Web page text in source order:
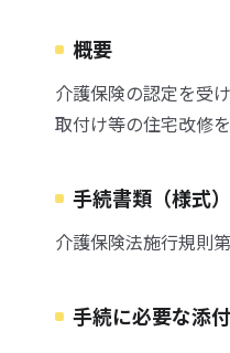
概要
介護保険の認定を受
取付け等の住宅改修
手続書類（様式）
介護保険法施行規則
手続に必要な添